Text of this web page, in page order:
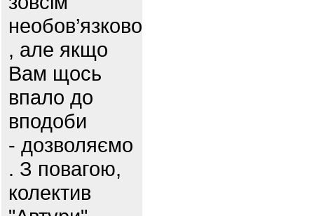
необов’язково
, але якщо
Вам щось
впало до
вподоби
- дозволяємо
. З повагою,
колектив